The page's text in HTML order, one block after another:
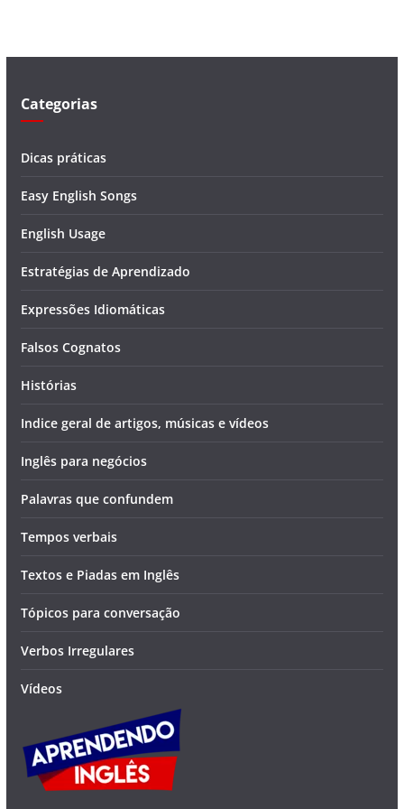
Categorias
Dicas práticas
Easy English Songs
English Usage
Estratégias de Aprendizado
Expressões Idiomáticas
Falsos Cognatos
Histórias
Indice geral de artigos, músicas e vídeos
Inglês para negócios
Palavras que confundem
Tempos verbais
Textos e Piadas em Inglês
Tópicos para conversação
Verbos Irregulares
Vídeos